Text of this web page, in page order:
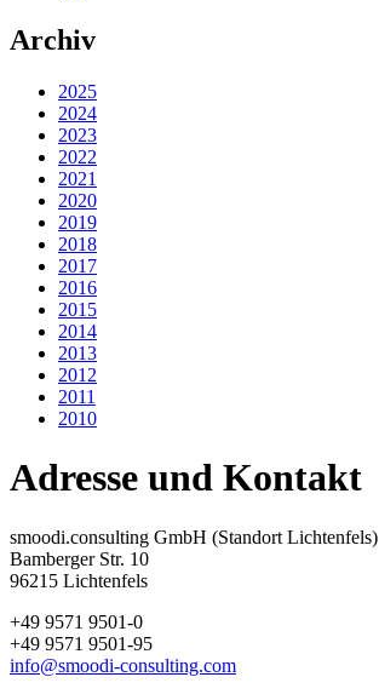
Archiv
2025
2024
2023
2022
2021
2020
2019
2018
2017
2016
2015
2014
2013
2012
2011
2010
Adresse und Kontakt
smoodi.consulting GmbH (Standort Lichtenfels)
Bamberger Str. 10
96215 Lichtenfels
+49 9571 9501-0
+49 9571 9501-95
info@smoodi-consulting.com